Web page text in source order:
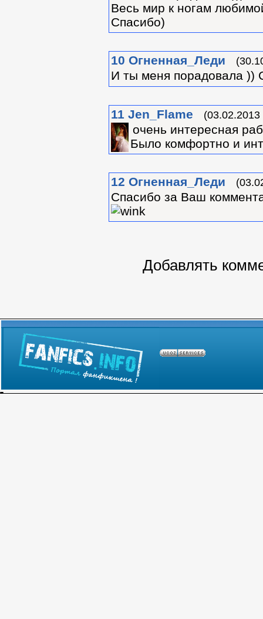
Весь мир к ногам
Спасибо)
10 Огненная_Леди
И ты меня порадовала ))
11 Jen_Flame (03.02.2013
очень интересная
Было комфортно и
12 Огненная_Леди
Спасибо за Ваш
Добавлять